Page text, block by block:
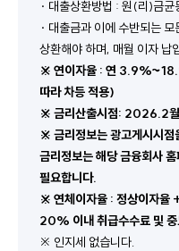
· 대출상환방법 : 원(리)금
· 대출금과 이에 수반되는
상환해야 하며, 매월 이자 납
※ 연이자율 : 연
따라 차등 적용)
※ 금리산출시점: 2026.2월
※ 금리정보는 광고게시시점
금리정보는 해당 금융회사
필요합니다.
※ 연체이자율 : 정상이자
20% 이내 취급수수료 및
※ 인지세 없습니다.